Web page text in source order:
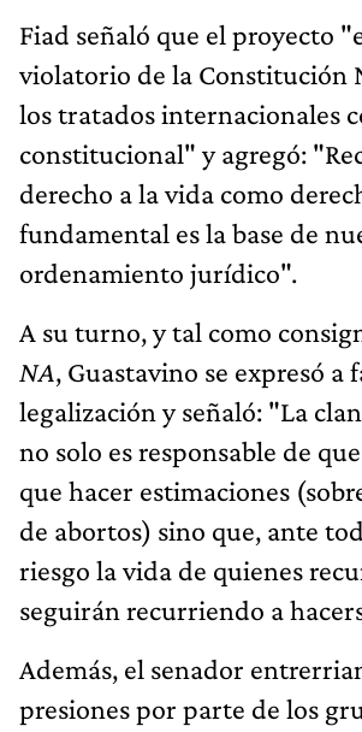
Fiad señaló que el proyecto
violatorio de la Constitución
los tratados internacionales
constitucional" y agregó:
derecho a la vida como
fundamental es la base de
ordenamiento jurídico".
A su turno, y tal como
NA, Guastavino se expresó a
legalización y señaló: "La
no solo es responsable de
que hacer estimaciones
de abortos) sino que, ante
riesgo la vida de quienes
seguirán recurriendo a
Además, el senador
presiones por parte de los